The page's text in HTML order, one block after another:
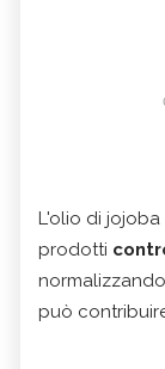
L'olio di
prodotti
può